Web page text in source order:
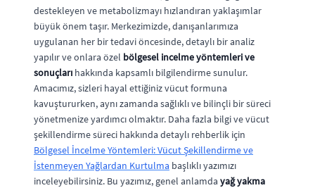
destekleyen ve metabolizmayı hızlandıran yaklaşımlar
büyük önem taşır. Merkezimizde, danışanlarımıza
uygulanan her bir tedavi öncesinde, detaylı bir analiz
yapılır ve onlara özel bölgesel incelme yöntemleri ve
sonuçları hakkında kapsamlı bilgilendirme sunulur.
Amacımız, sizleri hayal ettiğiniz vücut formuna
kavuştururken, aynı zamanda sağlıklı ve bilinçli bir süreci
yönetmenize yardımcı olmaktır. Daha fazla bilgi ve vücut
şekillendirme süreci hakkında detaylı rehberlik için
Bölgesel İncelme Yöntemleri: Vücut Şekillendirme ve
İstenmeyen Yağlardan Kurtulma başlıklı yazımızı
inceleyebilirsiniz. Bu yazımız, genel anlamda yağ yakma